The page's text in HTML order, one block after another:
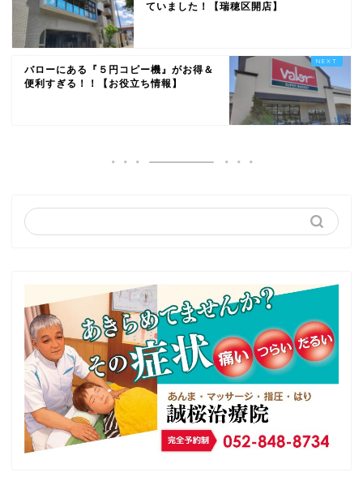
ていました！【瑞穂区開店】
バローにある『５円コピー機』がお得＆
便利すぎる！！【お役立ち情報】